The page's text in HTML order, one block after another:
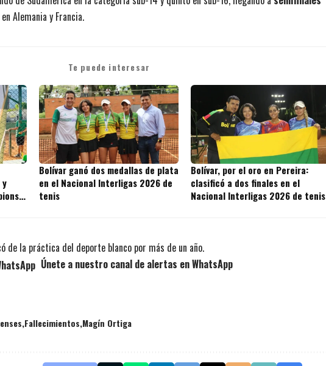
en Alemania y Francia.
Te puede interesar
Bolívar ganó dos medallas de plata
en el Nacional Interligas 2026 de
tenis
Bolívar, por el oro en Pereira:
clasificó a dos finales en el
Nacional Interligas 2026 de tenis
de la práctica del deporte blanco por más de un año.
Únete a nuestro canal de alertas en WhatsApp
Fallecimientos Magín Ortiga